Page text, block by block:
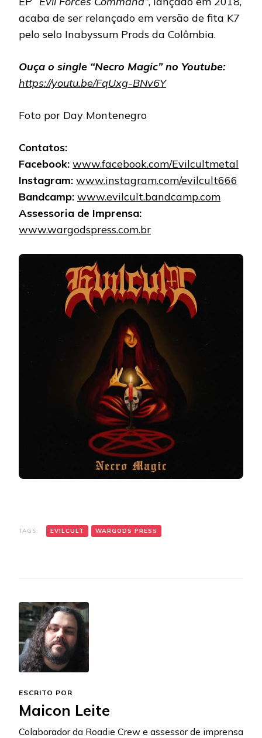
acaba de ser relançado em versão de fita K7
pelo selo Inabyssum Prods da Colômbia.
Ouça o single “Necro Magic” no Youtube:
https://youtu.be/FqUxg-BNv6Y
Foto por Day Montenegro
Contatos:
Facebook: www.facebook.com/Evilcultmetal
Instagram: www.instagram.com/evilcult666
Bandcamp: www.evilcult.bandcamp.com
Assessoria de Imprensa:
www.wargodspress.com.br
TAGS: EVILCULT WARGODS PRESS
ESCRITO POR
Maicon Leite
Colaborador da Roadie Crew e assessor de imprensa